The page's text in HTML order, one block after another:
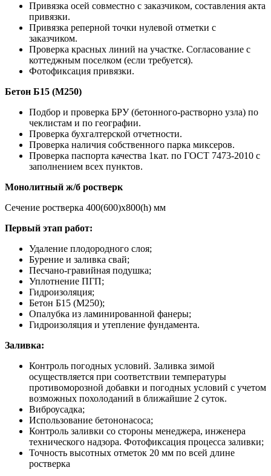
Привязка осей совместно с заказчиком, составления акта
привязки.
Привязка реперной точки нулевой отметки с
заказчиком.
Проверка красных линий на участке. Согласование с
коттеджным поселком (если требуется).
Фотофиксация привязки.
Бетон Б15 (М250)
Подбор и проверка БРУ (бетонного-растворно узла) по
чеклистам и по географии.
Проверка бухгалтерской отчетности.
Проверка наличия собственного парка миксеров.
Проверка паспорта качества 1кат. по ГОСТ 7473-2010 с
заполнением всех пунктов.
Монолитный ж/б ростверк
Сечение ростверка 400(600)х800(h) мм
Первый этап работ:
Удаление плодородного слоя;
Бурение и заливка свай;
Песчано-гравийная подушка;
Уплотнение ПГП;
Гидроизоляция;
Бетон Б15 (М250);
Опалубка из ламинированной фанеры;
Гидроизоляция и утепление фундамента.
Заливка:
Контроль погодных условий. Заливка зимой
осуществляется при соответствии температуры
противоморозной добавки и погодных условий с учетом
возможных похолоданий в ближайшие 2 суток.
Виброусадка;
Использование бетононасоса;
Контроль заливки со стороны менеджера, инженера
технического надзора. Фотофиксация процесса заливки;
Точность высотных отметок 20 мм по всей длине
ростверка